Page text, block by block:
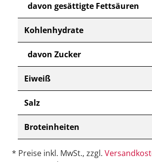
davon gesättigte Fettsäuren
Kohlenhydrate
davon Zucker
Eiweiß
Salz
Broteinheiten
* Preise inkl. MwSt., zzgl.